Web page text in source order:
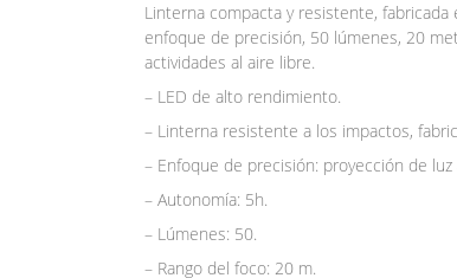
Linterna compacta y resistente,
enfoque de precisión, 50 lúmenes, 20
actividades al aire libre.
– LED de alto rendimiento.
– Linterna resistente a los impactos,
– Enfoque de precisión: proyección de
– Autonomía: 5h.
– Lúmenes: 50.
– Rango del foco: 20 m.